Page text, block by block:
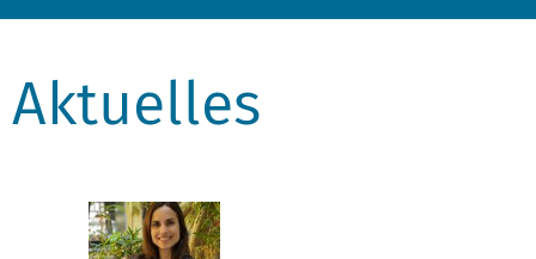
Aktuelles